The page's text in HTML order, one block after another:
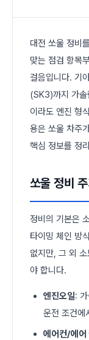
대전 쏘울 정비
맞는 점검 항목
걸음입니다. 기
(SK3)까지 가솔
이라도 엔진 형
용은 쏘울 차주
핵심 정보를 정
쏘울 정비
정비의 기본은
타이밍 체인 방
없지만, 그 외
야 합니다.
엔진오일:
운전 조건
에어컨/에어